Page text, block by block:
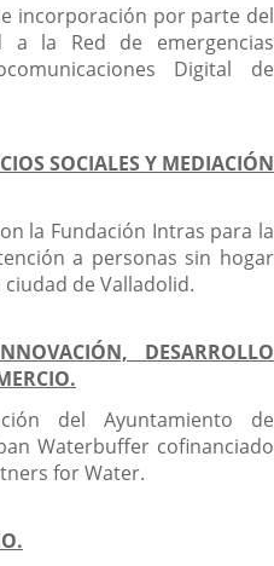
incorporación por parte del
a la Red de emergencias
Digital de
SOCIALES Y MEDIACIÓN
la Fundación Intras para la
a personas sin hogar
de Valladolid.
DESARROLLO
del Ayuntamiento de
Waterbuffer cofinanciado
for Water.